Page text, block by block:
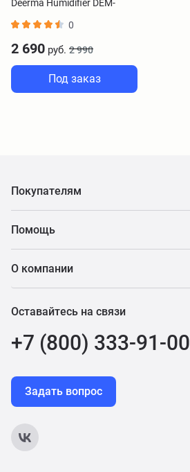
Deerma Humidifier DEM-
0
2 690 руб. 2 990
Под заказ
Покупателям
Помощь
О компании
Оставайтесь на связи
+7 (800) 333-91-00
Задать вопрос